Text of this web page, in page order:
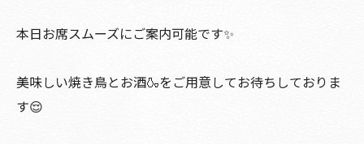
本日お席スムーズにご案内可能です✨
美味しい焼き鳥とお酒🍶をご用意してお待ちしておりま
す😌